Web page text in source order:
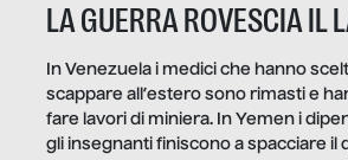
LA GUERRA ROVESCIA IL
In Venezuela i medici che hanno
scappare all’estero sono rimasti e
fare lavori di miniera. In Yemen i
gli insegnanti finiscono a spacciare il